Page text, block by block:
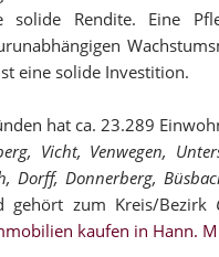
solide Rendite. Eine
eine solide Investition.
hat ca. 23.289
Vicht, Venwegen,
Dorff, Donnerberg,
gehört zum Kreis/Bezirk
kaufen in Hann.